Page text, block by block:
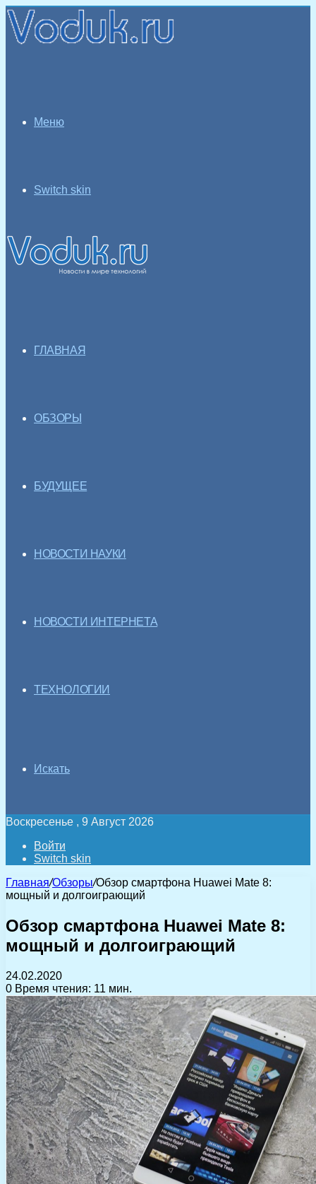
Меню
Switch skin
ГЛАВНАЯ
ОБЗОРЫ
БУДУЩЕЕ
НОВОСТИ НАУКИ
НОВОСТИ ИНТЕРНЕТА
ТЕХНОЛОГИИ
Искать
Воскресенье , 9 Август 2026
Войти
Switch skin
Главная/Обзоры/Обзор смартфона Huawei Mate 8:
мощный и долгоиграющий
Обзор смартфона Huawei Mate 8:
мощный и долгоиграющий
24.02.2020
0 Время чтения: 11 мин.